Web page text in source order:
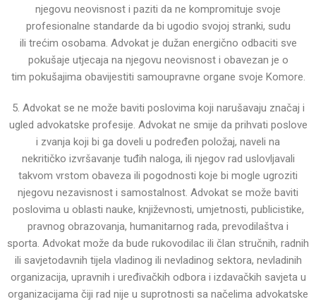
njegovu neovisnost i paziti da ne kompromituje svoje
profesionalne standarde da bi ugodio svojoj stranki, sudu
ili trećim osobama. Advokat je dužan energično odbaciti sve
pokušaje utjecaja na njegovu neovisnost i obavezan je o
tim pokušajima obavijestiti samoupravne organe svoje Komore.
5. Advokat se ne može baviti poslovima koji narušavaju značaj i
ugled advokatske profesije. Advokat ne smije da prihvati poslove
i zvanja koji bi ga doveli u podređen položaj, naveli na
nekritičko izvršavanje tuđih naloga, ili njegov rad uslovljavali
takvom vrstom obaveza ili pogodnosti koje bi mogle ugroziti
njegovu nezavisnost i samostalnost. Advokat se može baviti
poslovima u oblasti nauke, književnosti, umjetnosti, publicistike,
pravnog obrazovanja, humanitarnog rada, prevodilaštva i
sporta. Advokat može da bude rukovodilac ili član stručnih, radnih
ili savjetodavnih tijela vladinog ili nevladinog sektora, nevladinih
organizacija, upravnih i uređivačkih odbora i izdavačkih savjeta u
organizacijama čiji rad nije u suprotnosti sa načelima advokatske